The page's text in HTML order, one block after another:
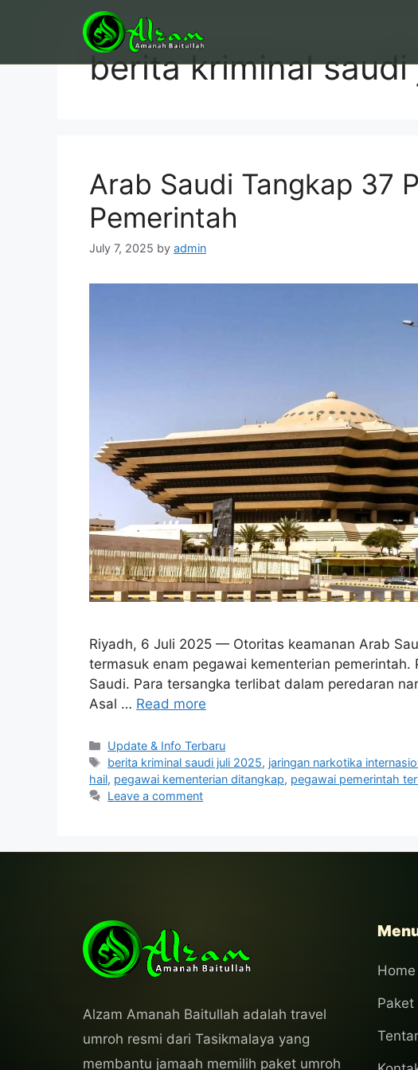
berita kriminal
Arab Saudi Tangkap 37
Pemerintah
July 7, 2025 by admin
Riyadh, 6 Juli 2025 — Otoritas keamanan Arab
termasuk enam pegawai kementerian
Saudi. Para tersangka terlibat dalam peredaran
Asal … Read more
Categories
Update & Info Terbaru
Tags
berita kriminal saudi juli 2025, jaringan narkotika
hail, pegawai kementerian ditangkap, pegawai pemerintah
Leave a comment
Alzam Amanah Baitullah adalah travel
umroh resmi dari Tasikmalaya yang
membantu jamaah memilih paket umroh
Home
Paket